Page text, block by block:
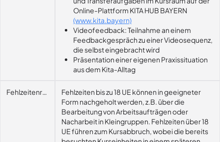
Online-Plattform KITA HUB BAYERN
(www.kita.bayern)
Videofeedback: Teilnahme an einem
Feedbackgespräch zu einer Videosequenz,
die selbst eingebracht wird
Präsentation einer eigenen Praxissituation
aus dem Kita-Alltag
FehlzeitenregelungFehlzeiten bis zu 18 UE können in geeigneter
Form nachgeholt werden, z.B. über die
Bearbeitung von Arbeitsaufträgen oder
Nacharbeit in Kleingruppen. Fehlzeiten über 18
UE führen zum Kursabbruch, wobei die bereits